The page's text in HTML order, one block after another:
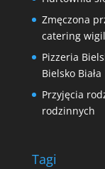
Zmęczona
catering
Pizzeria
Bielsko Biała
Przyjęcia
rodzinnych
Tagi